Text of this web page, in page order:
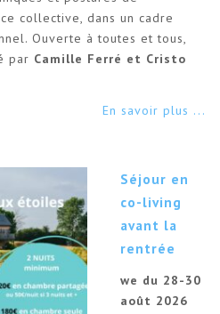
collective, dans un cadre
Ouverte à toutes et tous,
par Camille Ferré et Cristo
En savoir plus ...
Séjour en
co-living
avant la
rentrée
we du 28-30
août 2026